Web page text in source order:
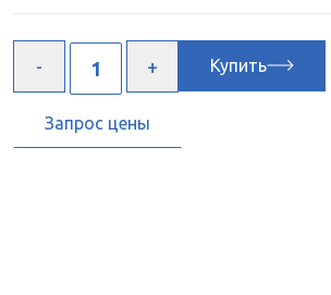
Купить
Запрос цены